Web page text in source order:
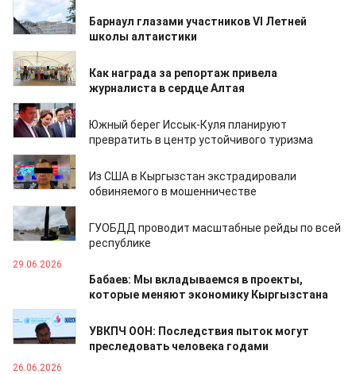
08.07.2026
Барнаул глазами участников VI Летней
школы алтаистики
06.07.2026
Как награда за репортаж привела
журналиста в сердце Алтая
06.07.2026
Южный берег Иссык-Куля планируют
превратить в центр устойчивого туризма
06.07.2026
Из США в Кыргызстан экстрадировали
обвиняемого в мошенничестве
05.07.2026
ГУОБДД проводит масштабные рейды по всей
республике
29.06.2026
Бабаев: Мы вкладываемся в проекты,
которые меняют экономику Кыргызстана
27.06.2026
УВКПЧ ООН: Последствия пыток могут
преследовать человека годами
26.06.2026